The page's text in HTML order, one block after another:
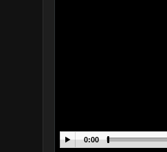
0:00